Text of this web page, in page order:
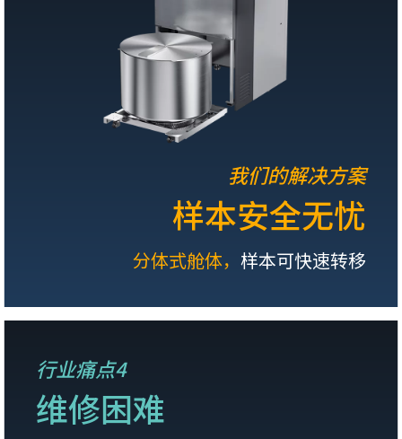
我们的解决方案
样本安全无忧
分体式舱体， 样本可快速转移
行业痛点4
维修困难